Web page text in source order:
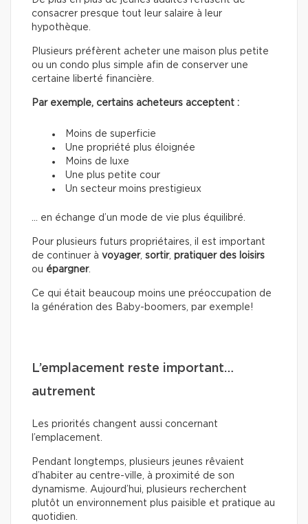
consacrer presque tout leur salaire à leur
hypothèque.
Plusieurs préfèrent acheter une maison plus petite
ou un condo plus simple afin de conserver une
certaine liberté financière.
Par exemple, certains acheteurs acceptent :
Moins de superficie
Une propriété plus éloignée
Moins de luxe
Une plus petite cour
Un secteur moins prestigieux
… en échange d’un mode de vie plus équilibré.
Pour plusieurs futurs propriétaires, il est important
de continuer à voyager, sortir, pratiquer des loisirs
ou épargner.
Ce qui était beaucoup moins une préoccupation de
la génération des Baby-boomers, par exemple!
L’emplacement reste important…
autrement
Les priorités changent aussi concernant
l’emplacement.
Pendant longtemps, plusieurs jeunes rêvaient
d’habiter au centre-ville, à proximité de son
dynamisme. Aujourd’hui, plusieurs recherchent
plutôt un environnement plus paisible et pratique au
quotidien.